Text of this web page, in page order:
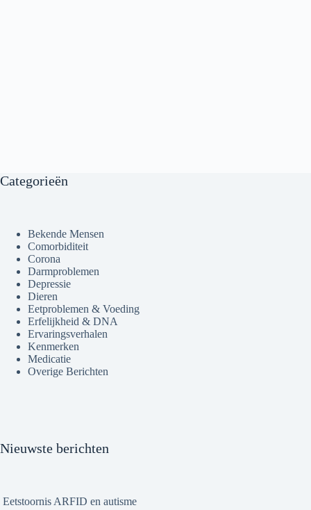
Categorieën
Bekende Mensen
Comorbiditeit
Corona
Darmproblemen
Depressie
Dieren
Eetproblemen & Voeding
Erfelijkheid & DNA
Ervaringsverhalen
Kenmerken
Medicatie
Overige Berichten
Nieuwste berichten
Eetstoornis ARFID en autisme